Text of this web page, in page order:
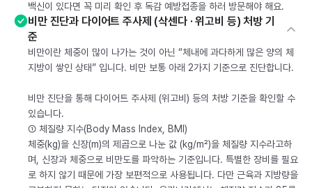
백신이 있다면 꼭 미리 확인 후 독감 예방접종을 하러 방문해야 해요.
비만 진단과 다이어트 주사제 (삭센다 · 위고비 등) 처방 기
준
비만이란 체중이 많이 나가는 것이 아닌 “체내에 과다하게 많은 양의 체
지방이 쌓인 상태” 입니다. 비만 보통 아래 2가지 기준으로 진단합니다.
비만 진단을 통해 다이어트 주사제 (위고비) 등의 처방 기준을 확인할 수
있습니다.
① 체질량 지수(Body Mass Index, BMI)
체중(kg)을 신장(m)의 제곱으로 나눈 값 (kg/m²)을 체질량 지수라고하
며, 신장과 체중으로 비만도를 파악하는 기준입니다. 특별한 장비를 필요
로 하지 않기 때문에 가장 보편적으로 사용됩니다. 다만 근육과 지방량을